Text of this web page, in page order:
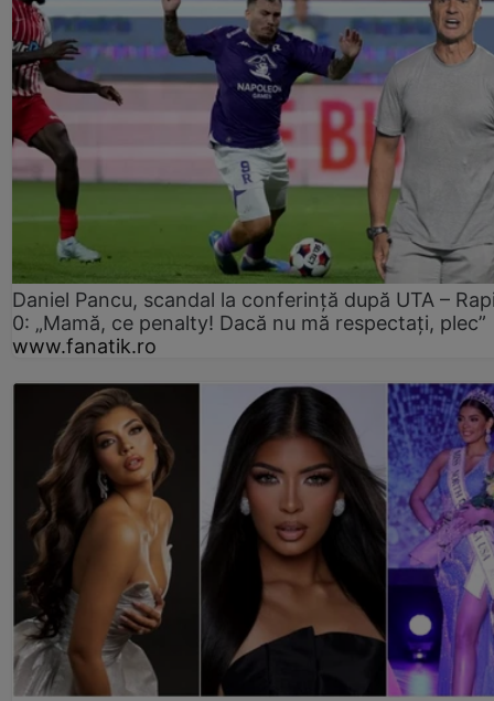
Daniel Pancu, scandal la conferință după UTA –
0: „Mamă, ce penalty! Dacă nu mă respectați, plec”
www.fanatik.ro